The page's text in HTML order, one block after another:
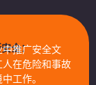
全：
中推广安全文
人在危险和事故
工作。